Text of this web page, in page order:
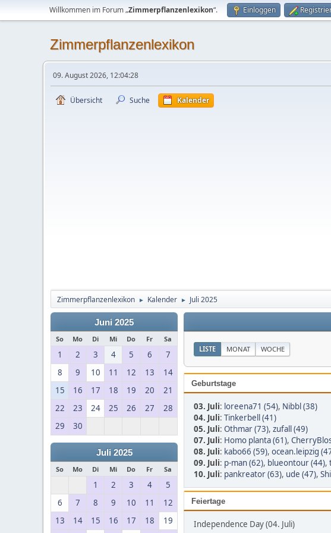
Willkommen im Forum „Zimmerpflanzenlexikon“. Einloggen
Zimmerpflanzenlexikon
09. August 2026, 12:04:28
Übersicht Suche Kalender
Zimmerpflanzenlexikon ► Kalender ► Juli 2025
Juni 2025
So Mo Di Mi Do Fr Sa
1 2 3 4 5 6
7
8
9 10 11 12 13
14
15
16 17 18 19 20
21
22
23 24 25 26 27
28
29
30
Juli 2025
So Mo Di Mi Do Fr Sa
1 2 3 4
5
6
7 8 9 10 11
12
13
14 15 16 17 18 19
LISTE MONAT WOCHE
Geburtstage
03. Juli: loreena71 (54), Nibbl (38)
04. Juli: Tinkerbell (41)
05. Juli: Othmar (73), zufall (49)
07. Juli: Homo planta (61),
08. Juli: kabo66 (59), ocean.leipzig
09. Juli: p-man (62), blueontour (44),
10. Juli: pankreator (63), ude (47),
Feiertage
Independence Day (04. Juli)